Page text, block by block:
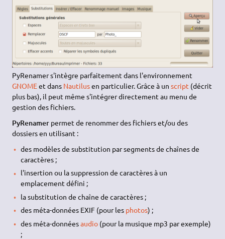
PyRenamer s'intègre parfaitement dans l'environnement
GNOMEet dans Nautilusen particulier. Grâce à unscript (décrit
plus bas), il peut même s'intégrer directement au menu de
gestion des fichiers.
PyRenamer permet de renommer des fichiers et/ou des
dossiers en utilisant :
des modèles de substitution par segments de chaînes de
caractères ;
l'insertion ou la suppression de caractères à un
emplacement défini ;
la substitution de chaîne de caractères ;
des méta-données EXIF (pour les photos) ;
des méta-donnéesaudio(pour la musique mp3 par exemple)
;